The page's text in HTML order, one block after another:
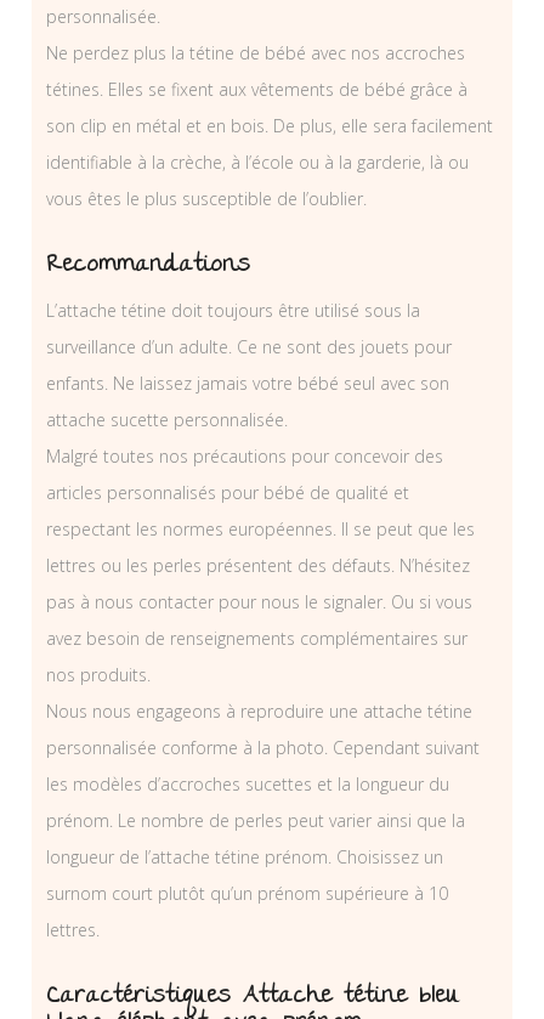
personnalisée.
Ne perdez plus la tétine de bébé avec nos accroches
tétines. Elles se fixent aux vêtements de bébé grâce à
son clip en métal et en bois. De plus, elle sera facilement
identifiable à la crèche, à l’école ou à la garderie, là ou
vous êtes le plus susceptible de l’oublier.
Recommandations
L’attache tétine doit toujours être utilisé sous la
surveillance d’un adulte. Ce ne sont des jouets pour
enfants. Ne laissez jamais votre bébé seul avec son
attache sucette personnalisée.
Malgré toutes nos précautions pour concevoir des
articles personnalisés pour bébé de qualité et
respectant les normes européennes. Il se peut que les
lettres ou les perles présentent des défauts. N’hésitez
pas à nous contacter pour nous le signaler. Ou si vous
avez besoin de renseignements complémentaires sur
nos produits.
Nous nous engageons à reproduire une attache tétine
personnalisée conforme à la photo. Cependant suivant
les modèles d’accroches sucettes et la longueur du
prénom. Le nombre de perles peut varier ainsi que la
longueur de l’attache tétine prénom. Choisissez un
surnom court plutôt qu’un prénom supérieure à 10
lettres.
Caractéristiques Attache tétine bleu